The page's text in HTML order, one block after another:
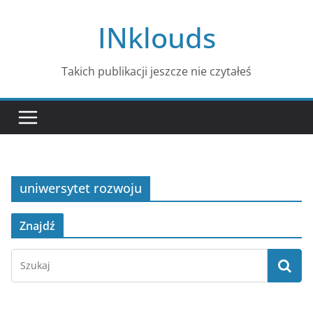
INklouds
Takich publikacji jeszcze nie czytałeś
uniwersytet rozwoju
Znajdź